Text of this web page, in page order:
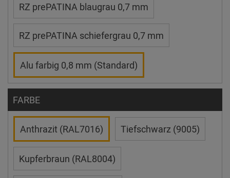
RZ prePATINA blaugrau 0,7 mm
RZ prePATINA schiefergrau 0,7 mm
Alu farbig 0,8 mm (Standard)
FARBE
Anthrazit (RAL7016) Tiefschwarz (9005)
Kupferbraun (RAL8004)